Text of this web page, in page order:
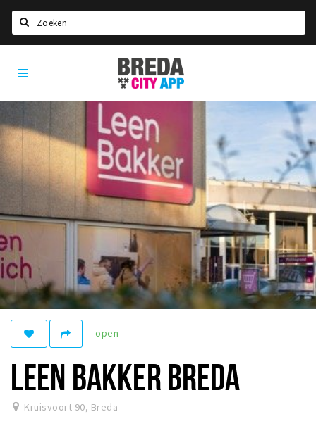
Home
Agenda
Deals
Party pics
Nieuws, interviews & blogs
Drinken
Slapen
Recreatief
Winkels
Winkelgebieden
Bezienswaardigheden
Musea, theaters & podia
Breda
City
App
open
LEEN BAKKER BREDA
Kruisvoort 90, Breda